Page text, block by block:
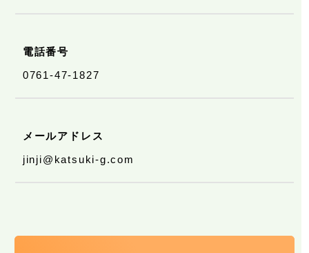
電話番号
0761-47-1827
メールアドレス
jinji@katsuki-g.com